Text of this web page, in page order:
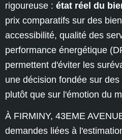
rigoureuse : état réel du
prix comparatifs sur des
accessibilité, qualité des
performance énergétique
permettent d'éviter les
une décision fondée sur
plutôt que sur l'émotion du
À FIRMINY, 43EME
demandes liées à